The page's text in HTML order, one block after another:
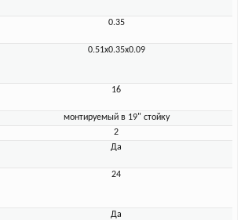
0.35
0.51x0.35x0.09
16
монтируемый в 19" стойку
2
Да
24
Да